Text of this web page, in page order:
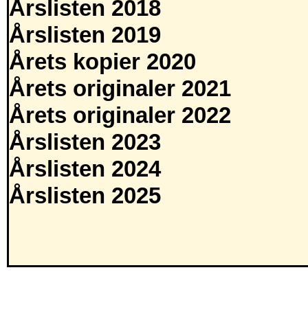
Årslisten 2018
Årslisten 2019
Årets kopier 2020
Årets originaler 2021
Årets originaler 2022
Årslisten 2023
Årslisten 2024
Årslisten 2025